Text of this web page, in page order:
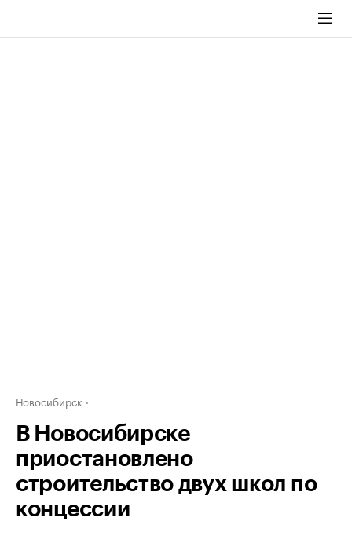
Новосибирск
В Новосибирске
приостановлено
строительство двух школ по
концессии